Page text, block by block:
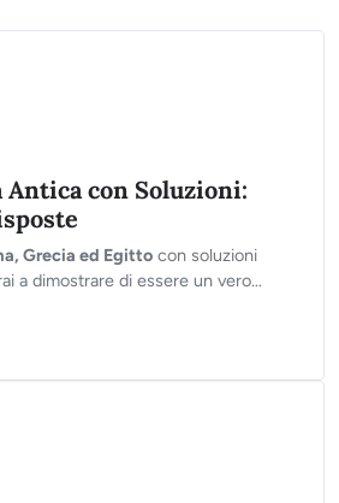
con Soluzioni:
Grecia ed Egitto con soluzioni